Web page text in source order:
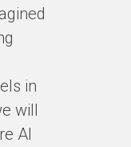
in
will
AI